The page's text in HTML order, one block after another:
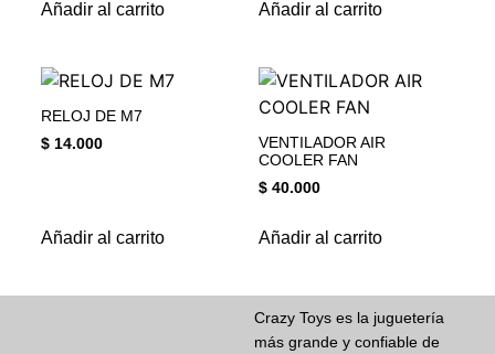
Añadir al carrito Añadir al carrito
RELOJ DE M7
$14.000
Añadir al carrito
VENTILADOR AIR
COOLER FAN
$ 40.000
Añadir al carrito
Crazy Toys es la juguetería
más grande y confiable de